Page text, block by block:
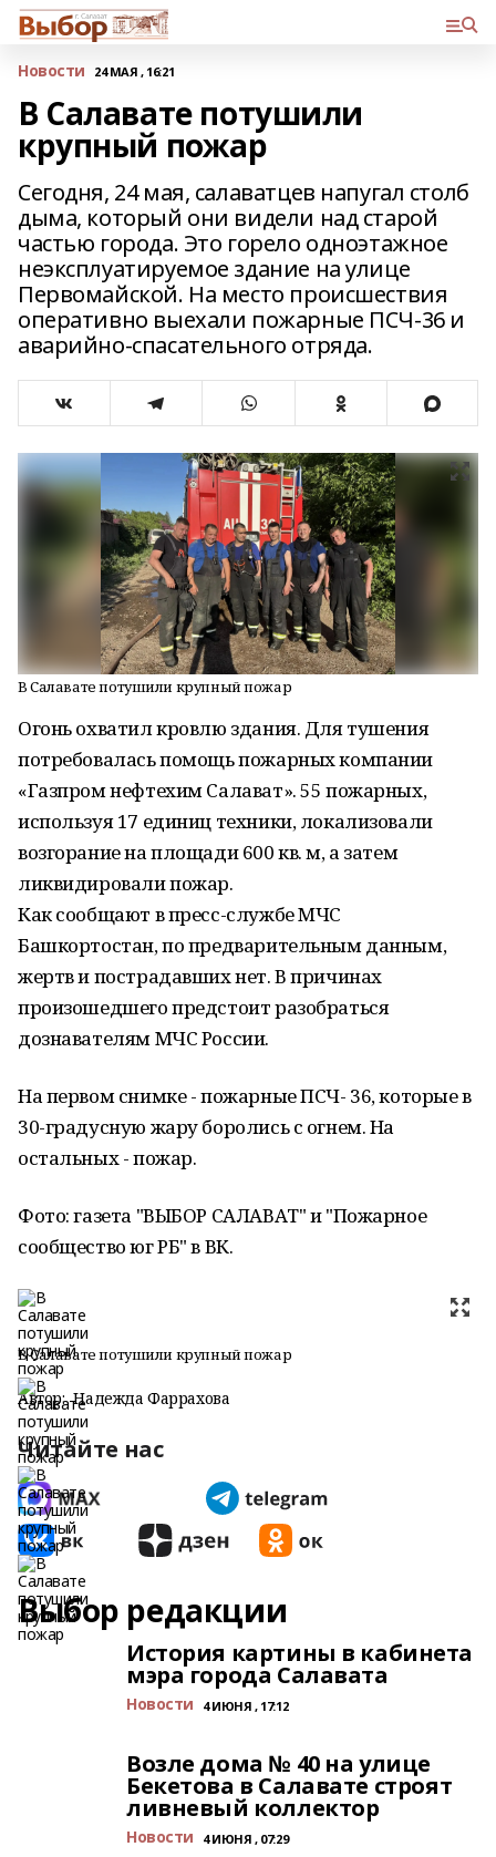
Новости 24 МАЯ , 16:21
В Салавате потушили
крупный пожар
Сегодня, 24 мая, салаватцев напугал столб
дыма, который они видели над старой
частью города. Это горело одноэтажное
неэксплуатируемое здание на улице
Первомайской. На место происшествия
оперативно выехали пожарные ПСЧ-36 и
аварийно-спасательного отряда.
В Салавате потушили крупный пожар
Огонь охватил кровлю здания. Для тушения
потребовалась помощь пожарных компании
«Газпром нефтехим Салават». 55 пожарных,
используя 17 единиц техники, локализовали
возгорание на площади 600 кв. м, а затем
ликвидировали пожар.
Как сообщают в пресс-службе МЧС
Башкортостан, по предварительным данным,
жертв и пострадавших нет. В причинах
произошедшего предстоит разобраться
дознавателям МЧС России.
На первом снимке - пожарные ПСЧ- 36, которые в
30-градусную жару боролись с огнем. На
остальных - пожар.
Фото: газета "ВЫБОР САЛАВАТ" и "Пожарное
сообщество юг РБ" в ВК.
В Салавате потушили крупный пожар
Автор: Надежда Фаррахова
Читайте нас
Выбор редакции
История картины в кабинета
мэра города Салавата
Новости 4 ИЮНЯ , 17:12
Возле дома № 40 на улице
Бекетова в Салавате строят
ливневый коллектор
Новости 4 ИЮНЯ , 07:29